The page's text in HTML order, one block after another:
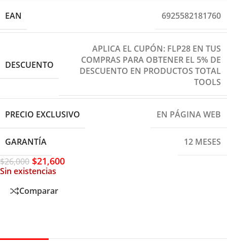
EAN 6925582181760
DESCUENTO
APLICA EL CUPÓN: FLP28 EN TUS
COMPRAS PARA OBTENER EL 5% DE
DESCUENTO EN PRODUCTOS TOTAL
TOOLS
PRECIO EXCLUSIVO EN PÁGINA WEB
GARANTÍA
12 MESES
$26,000 $21,600
Sin existencias
Comparar